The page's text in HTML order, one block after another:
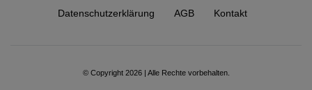
Daten­schutz­erklärung AGB Kontakt
© Copyright 2026 | Alle Rechte vorbehalten.